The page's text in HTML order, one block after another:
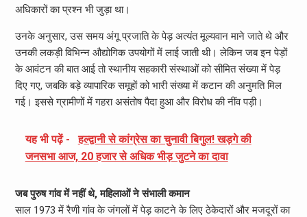
अधिकारों का प्रश्न भी जुड़ा था।
उनके अनुसार, उस समय अंगू प्रजाति के पेड़ अत्यंत मूल्यवान माने जाते थे और
उनकी लकड़ी विभिन्न औद्योगिक उपयोगों में लाई जाती थी। लेकिन जब इन पेड़ों
के आवंटन की बात आई तो स्थानीय सहकारी संस्थाओं को सीमित संख्या में पेड़
दिए गए, जबकि बड़े व्यापारिक समूहों को भारी संख्या में कटान की अनुमति मिल
गई। इससे ग्रामीणों में गहरा असंतोष पैदा हुआ और विरोध की नींव पड़ी।
यह भी पढ़ें -
हल्द्वानी से कांग्रेस का चुनावी बिगुल! खड़गे की
जनसभा आज, 20 हजार से अधिक भीड़ जुटने का दावा
जब पुरुष गांव में नहीं थे, महिलाओं ने संभाली कमान
साल 1973 में रैणी गांव के जंगलों में पेड़ काटने के लिए ठेकेदारों और मजदूरों का